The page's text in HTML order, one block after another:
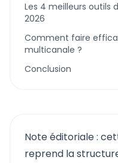
Les 4 meilleurs outils
2026
Comment faire
multicanale ?
Conclusion
Note éditoriale :
reprend la